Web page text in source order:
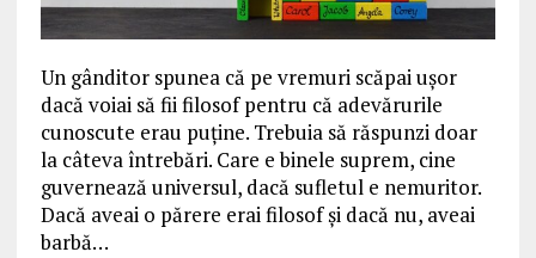
Un gânditor spunea că pe vremuri scăpai ușor
dacă voiai să fii filosof pentru că adevărurile
cunoscute erau puține. Trebuia să răspunzi doar
la câteva întrebări. Care e binele suprem, cine
guvernează universul, dacă sufletul e nemuritor.
Dacă aveai o părere erai filosof și dacă nu, aveai
barbă…